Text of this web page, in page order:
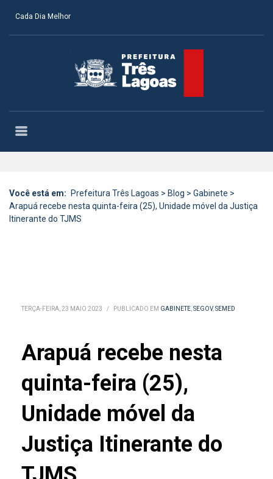
Cada Dia Melhor
Você está em: Prefeitura Três Lagoas > Blog > Gabinete >
Arapuá recebe nesta quinta-feira (25), Unidade móvel da Justiça
Itinerante do TJMS
TERÇA-FEIRA, 23 MAIO 2023 / PUBLICADO EM GABINETE,SEGOV,SEMED
Arapuá recebe nesta
quinta-feira (25),
Unidade móvel da
Justiça Itinerante do